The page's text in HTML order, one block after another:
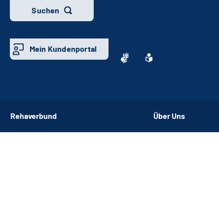
Suchen
Mein Kundenportal
Rehaverbund Über Uns